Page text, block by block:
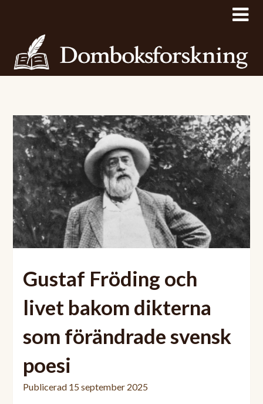
Gustaf Fröding och
livet bakom dikterna
som förändrade svensk
poesi
Publicerad 15 september 2025